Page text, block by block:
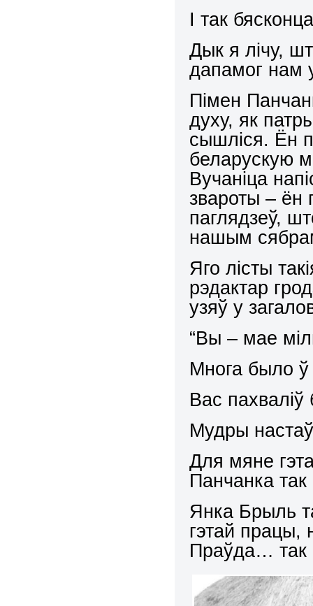
І так
Дык я лічу,
дапамог нам
Пімен
духу, як
сышліся. Ён
беларускую
Вучаніца
звароты – ён
паглядзеў,
нашым
Яго лісты
рэдактар
узяў у
“Вы – мае
Многа было ў
Вас
Мудры
Для мяне
Панчанка так
Янка Брыль
гэтай працы,
Праўда… так